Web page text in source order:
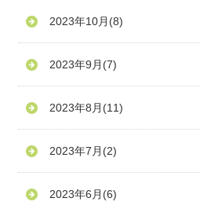
2023年10月 (8)
2023年9月 (7)
2023年8月 (11)
2023年7月 (2)
2023年6月 (6)